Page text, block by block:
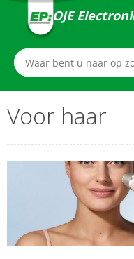
OJE
Voor haar